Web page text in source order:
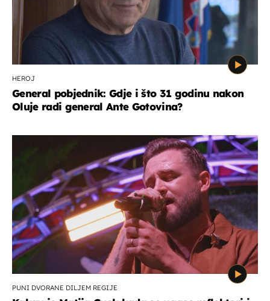
HEROJ
General pobjednik: Gdje i što 31 godinu nakon
Oluje radi general Ante Gotovina?
PUNI DVORANE DILJEM REGIJE